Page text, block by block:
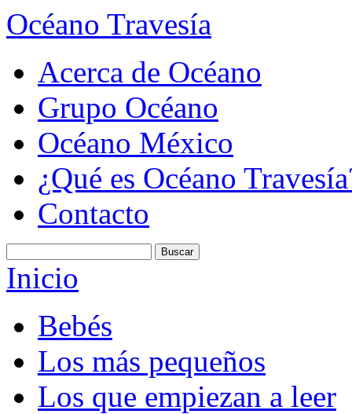
Océano Travesía
Acerca de Océano
Grupo Océano
Océano México
¿Qué es Océano
Contacto
Inicio
Bebés
Los más pequeños
Los que empiezan a leer